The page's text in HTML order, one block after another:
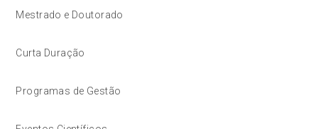
Mestrado e Doutorado
Curta Duração
Programas de Gestão